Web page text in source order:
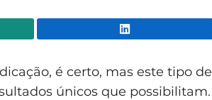
é certo, mas este tipo de
únicos que possibilitam.